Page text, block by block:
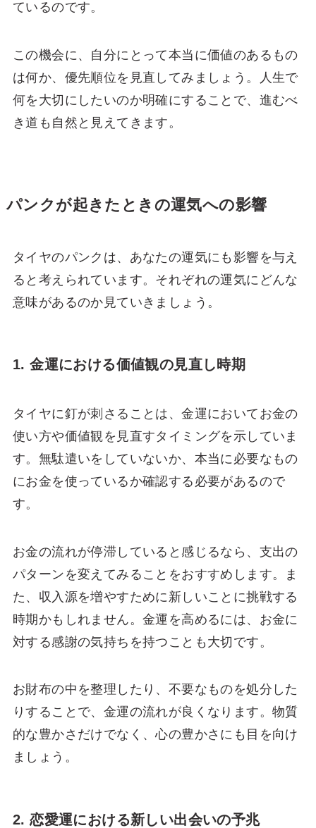
ているのです。
この機会に、自分にとって本当に価値のあるもの
は何か、優先順位を見直してみましょう。人生で
何を大切にしたいのか明確にすることで、進むべ
き道も自然と見えてきます。
パンクが起きたときの運気への影響
タイヤのパンクは、あなたの運気にも影響を与え
ると考えられています。それぞれの運気にどんな
意味があるのか見ていきましょう。
1. 金運における価値観の見直し時期
タイヤに釘が刺さることは、金運においてお金の
使い方や価値観を見直すタイミングを示していま
す。無駄遣いをしていないか、本当に必要なもの
にお金を使っているか確認する必要があるので
す。
お金の流れが停滞していると感じるなら、支出の
パターンを変えてみることをおすすめします。ま
た、収入源を増やすために新しいことに挑戦する
時期かもしれません。金運を高めるには、お金に
対する感謝の気持ちを持つことも大切です。
お財布の中を整理したり、不要なものを処分した
りすることで、金運の流れが良くなります。物質
的な豊かさだけでなく、心の豊かさにも目を向け
ましょう。
2. 恋愛運における新しい出会いの予兆